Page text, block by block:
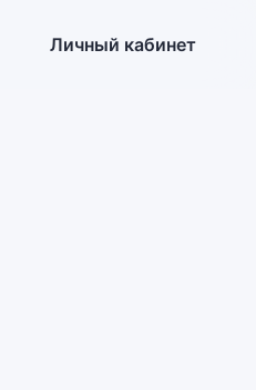
Личный кабинет